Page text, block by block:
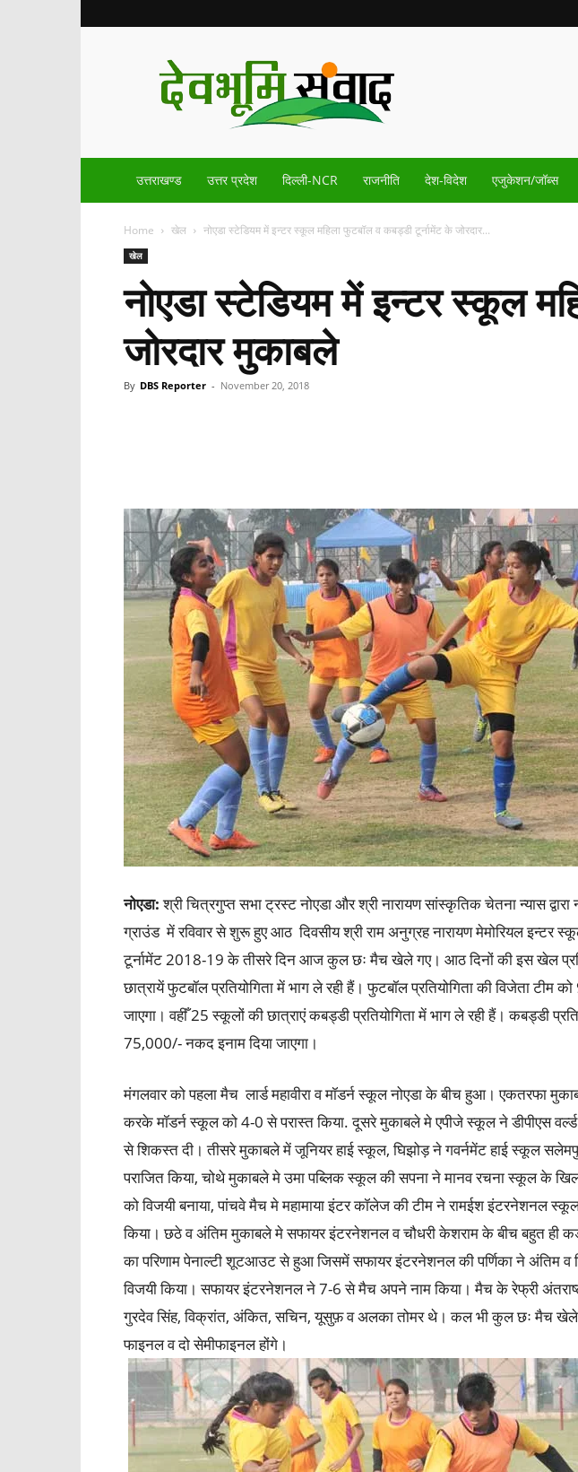
Devbhoomisamvad.com
उत्तराखण्ड उत्तर प्रदेश दिल्ली-NCR राजनीति देश-विदेश एजुकेशन/जॉब्स
Home खेल नोएडा स्टेडियम में इन्टर स्कूल महिला फुटबॉल व कबड्डी टूर्नामेंट के जोरदार...
खेल
नोएडा स्टेडियम में इन्टर स्कूल
जोरदार मुकाबले
By DBS Reporter - November 20, 2018
नोएडा:श्री चित्रगुप्त सभा ट्रस्ट नोएडा और श्री नारायण सांस्कृतिक चेतना न्यास
ग्राउंड में रविवार से शुरू हुए आठ दिवसीय श्री राम अनुग्रह नारायण मेमोरियल इन्टर
टूर्नामेंट 2018-19 के तीसरे दिन आज कुल छः मैच खेले गए। आठ दिनों की इस खेल
छात्रायें फुटबॉल प्रतियोगिता में भाग ले रही हैं। फुटबॉल प्रतियोगिता की विजेता टीम
जाएगा। वहीँ 25 स्कूलों की छात्राएं कबड्डी प्रतियोगिता में भाग ले रही हैं। कबड्डी
75,000/- नकद इनाम दिया जाएगा।
मंगलवार को पहला मैच लार्ड महावीरा व मॉडर्न स्कूल नोएडा के बीच हुआ। एकतरफा
करके मॉडर्न स्कूल को 4-0 से परास्त किया. दूसरे मुकाबले मे एपीजे स्कूल ने डीपीएस
से शिकस्त दी। तीसरे मुकाबले में जूनियर हाई स्कूल, घिझोड़ ने गवर्नमेंट हाई स्कूल
पराजित किया, चोथे मुकाबले मे उमा पब्लिक स्कूल की सपना ने मानव रचना स्कूल के
को विजयी बनाया, पांचवे मैच मे महामाया इंटर कॉलेज की टीम ने रामईश इंटरनेशनल
किया। छठे व अंतिम मुकाबले मे सफायर इंटरनेशनल व चौधरी केशराम के बीच बहुत ही
का परिणाम पेनाल्टी शूटआउट से हुआ जिसमें सफायर इंटरनेशनल की पर्णिका ने अंतिम व
विजयी किया। सफायर इंटरनेशनल ने 7-6 से मैच अपने नाम किया। मैच के रेफ्री
गुरदेव सिंह, विक्रांत, अंकित, सचिन, यूसुफ़ व अलका तोमर थे। कल भी कुल छः मैच खेले
फाइनल व दो सेमीफाइनल होंगे।